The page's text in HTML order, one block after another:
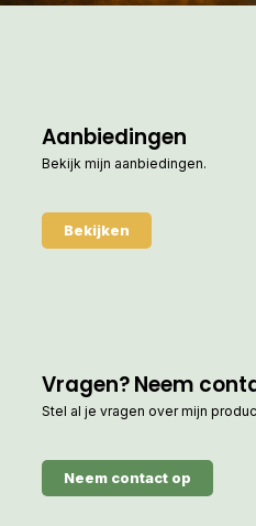
Aanbiedingen
Bekijk mijn aanbiedingen.
Bekijken
Vragen? Neem
Stel al je vragen over mijn
Neem contact op